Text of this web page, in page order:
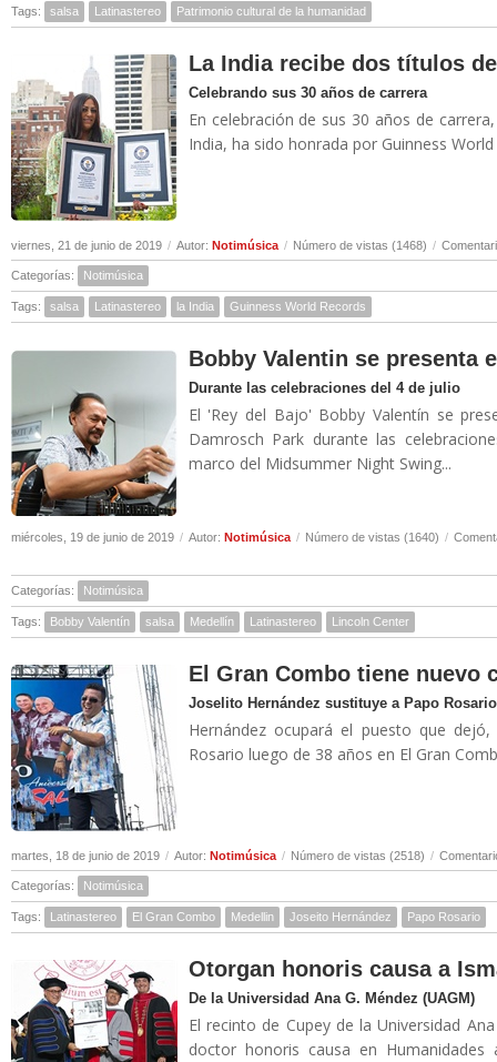
Tags: salsa Latinastereo Patrimonio cultural de la humanidad
La India recibe dos títulos
Celebrando sus 30 años de carrera
En celebración de sus 30 años de
India, ha sido honrada por Guinness World
viernes, 21 de junio de 2019 / Autor: Notimúsica / Número de vistas (1468) /
Categorías: Notimúsica
Tags: salsa Latinastereo la India Guinness World Records
Bobby Valentin se presenta
Durante las celebraciones del 4 de julio
El 'Rey del Bajo' Bobby Valentín se
Damrosch Park durante las
marco del Midsummer Night Swing...
miércoles, 19 de junio de 2019 / Autor: Notimúsica / Número de vistas (1640) /
Categorías: Notimúsica
Tags: Bobby Valentín salsa Medellín Latinastereo Lincoln Center
El Gran Combo tiene nuevo
Joselito Hernández sustituye a Papo Rosario
Hernández ocupará el puesto que
Rosario luego de 38 años en El Gran
martes, 18 de junio de 2019 / Autor: Notimúsica / Número de vistas (2518) /
Categorías: Notimúsica
Tags: Latinastereo El Gran Combo Medellin Joseito Hernández Papo Rosario
Otorgan honoris causa a
De la Universidad Ana G. Méndez (UAGM)
El recinto de Cupey de la Universidad
doctor honoris causa en